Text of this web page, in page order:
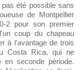
été possible sans
de Montpellier
2 pour son premier
coup du chapeau
à l'avantage de trois
Costa Rica, qui ne
en seconde période.